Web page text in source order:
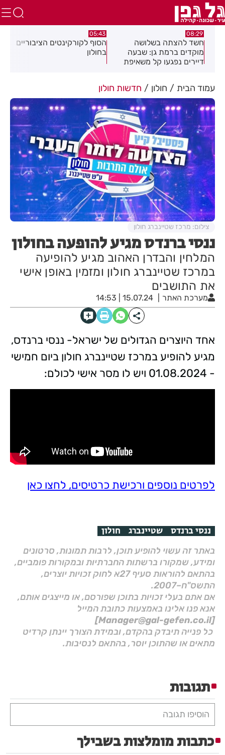
08:29
חשד להצתה בשלושה
מוקדים ברמת גן: שבעה
דיירים נפגעו קל משאיפת
05:43
הסוף לקורקינטים הציבוריים
בחולון
עמוד הבית חולון חדשות חולון
ננסי ברנדס מגיע להופעה בחולון
המלחין והבדרן האהוב מגיע להופיעה
במרכז שטיינברג חולון ומזמין באופן אישי
את התושבים
מערכת האתר 15.07.24 | 14:53
צילום: מרכז שטיינברג חולון
אחד היוצרים הגדולים של ישראל- ננסי ברנדס,
מגיע להופיע במרכז שטיינברג חולון ביום חמישי
- 01.08.2024 ויש לו מסר אישי לכולם:
לפרטים נוספים ורכישת כרטיסים, לחצו כאן
ננסי ברנדס שטיינברג חולון
באתר זה עשוי להופיע תוכן, לרבות תמונות, סרטונים
ומידע, שמקורו ברשתות החברתיות ובמקורות פומביים,
בהתאם להוראות סעיף 27א לחוק זכויות יוצרים,
התשס"ח–2007.
אם אתם בעלי זכויות בתוכן שפורסם, או מייצגים אותם,
אנא פנו אלינו באמצעות כתובת המייל
[Manager@gal-gefen.co.il]
כל פנייה תיבדק בהקדם, ובמידת הצורך יינתן קרדיט
מתאים או שהתוכן יוסר, בהתאם לנסיבות.
תגובות
הוסיפו תגובה
כתבות מומלצות בשבילך